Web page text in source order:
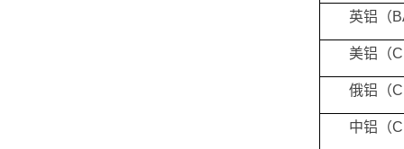
英铝（
美铝（
俄铝（
中铝（